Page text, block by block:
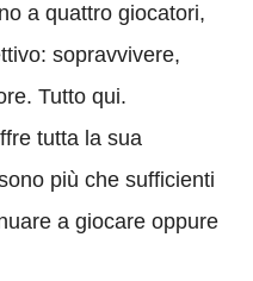
a quattro giocatori,
sopravvivere,
Tutto qui.
tutta la sua
più che sufficienti
a giocare oppure